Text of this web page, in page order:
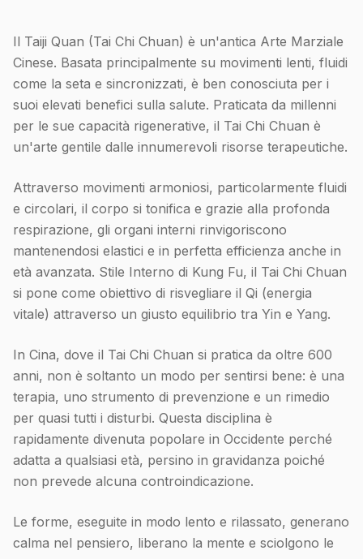
Il Taiji Quan (Tai Chi Chuan) è un'antica Arte Marziale
Cinese. Basata principalmente su movimenti lenti, fluidi
come la seta e sincronizzati, è ben conosciuta per i
suoi elevati benefici sulla salute. Praticata da millenni
per le sue capacità rigenerative, il Tai Chi Chuan è
un'arte gentile dalle innumerevoli risorse terapeutiche.
Attraverso movimenti armoniosi, particolarmente fluidi
e circolari, il corpo si tonifica e grazie alla profonda
respirazione, gli organi interni rinvigoriscono
mantenendosi elastici e in perfetta efficienza anche in
età avanzata. Stile Interno di Kung Fu, il Tai Chi Chuan
si pone come obiettivo di risvegliare il Qi (energia
vitale) attraverso un giusto equilibrio tra Yin e Yang.
In Cina, dove il Tai Chi Chuan si pratica da oltre 600
anni, non è soltanto un modo per sentirsi bene: è una
terapia, uno strumento di prevenzione e un rimedio
per quasi tutti i disturbi. Questa disciplina è
rapidamente divenuta popolare in Occidente perché
adatta a qualsiasi età, persino in gravidanza poiché
non prevede alcuna controindicazione.
Le forme, eseguite in modo lento e rilassato, generano
calma nel pensiero, liberano la mente e sciolgono le